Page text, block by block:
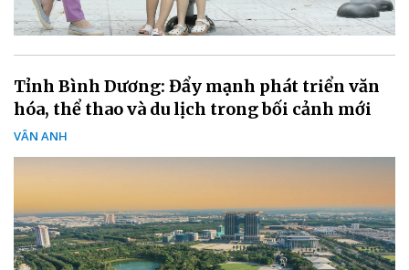
Tỉnh Bình Dương: Đẩy mạnh phát triển văn
hóa, thể thao và du lịch trong bối cảnh mới
VÂN ANH